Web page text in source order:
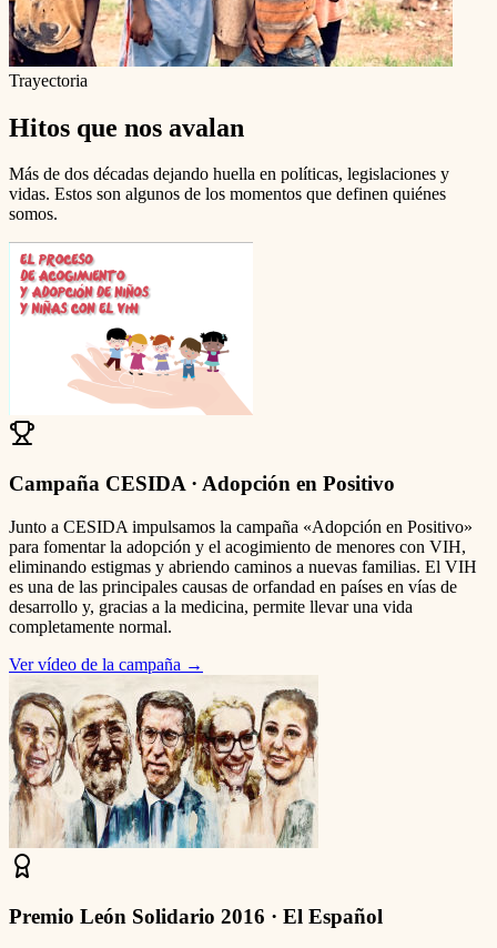
Trayectoria
Hitos que nos avalan
Más de dos décadas dejando huella en políticas, legislaciones y
vidas. Estos son algunos de los momentos que definen quiénes
somos.
Campaña CESIDA · Adopción en Positivo
Junto a CESIDA impulsamos la campaña «Adopción en Positivo»
para fomentar la adopción y el acogimiento de menores con VIH,
eliminando estigmas y abriendo caminos a nuevas familias. El VIH
es una de las principales causas de orfandad en países en vías de
desarrollo y, gracias a la medicina, permite llevar una vida
completamente normal.
Ver vídeo de la campaña →
Premio León Solidario 2016 · El Español